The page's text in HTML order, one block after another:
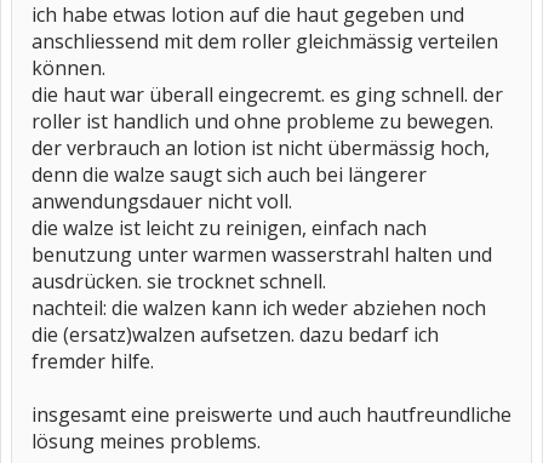
ich habe etwas lotion auf die haut gegeben und
anschliessend mit dem roller gleichmässig verteilen
können.
die haut war überall eingecremt. es ging schnell. der
roller ist handlich und ohne probleme zu bewegen.
der verbrauch an lotion ist nicht übermässig hoch,
denn die walze saugt sich auch bei längerer
anwendungsdauer nicht voll.
die walze ist leicht zu reinigen, einfach nach
benutzung unter warmen wasserstrahl halten und
ausdrücken. sie trocknet schnell.
nachteil: die walzen kann ich weder abziehen noch
die (ersatz)walzen aufsetzen. dazu bedarf ich
fremder hilfe.
insgesamt eine preiswerte und auch hautfreundliche
lösung meines problems.